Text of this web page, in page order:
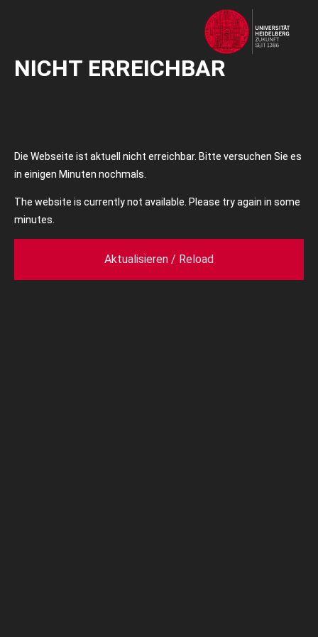
NICHT ERREICHBAR
Die Webseite ist aktuell nicht erreichbar. Bitte versuchen Sie es
in einigen Minuten nochmals.
The website is currently not available. Please try again in some
minutes.
Aktualisieren / Reload